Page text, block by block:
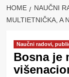
HOME NAUČNI
MULTIETNIČKA, A
Naučni radovi,
Bosna je